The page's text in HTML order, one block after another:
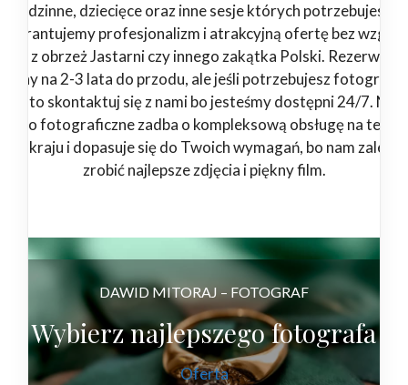
rodzinne, dziecięce oraz inne sesje których potrzebujesz.
profesjonalizm i atrakcyjną ofertę bez
z obrzeż Jastarni czy innego zakątka Polski.
na 2-3 lata do przodu, ale jeśli potrzebujesz fotografa
to skontaktuj się z nami bo jesteśmy dostępni 24/7.
fotograficzne zadba o kompleksową obsługę na
kraju i dopasuje się do Twoich wymagań, bo nam zależy
zrobić najlepsze zdjęcia i piękny film.
DAWID MITORAJ – FOTOGRAF
Wybierz najlepszego fotografa
Oferta